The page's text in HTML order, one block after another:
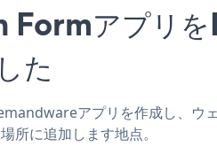
アプリを
た
アプリを作成し、
所に追加します地点。